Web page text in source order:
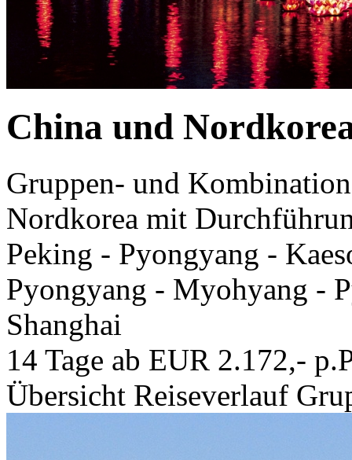
China und
Gruppen- und
Nordkorea mit
Peking - Pyongyang -
Pyongyang - Myohyang -
Shanghai
14 Tage ab EUR 2.172,-
Übersicht Reiseverlauf